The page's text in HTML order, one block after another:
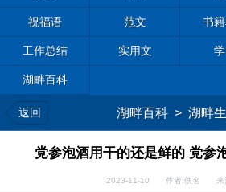
祝福语 范文 书
工作总结 实用文
湖畔百科
返回 湖畔百科 > 湖畔
党参泡酒用干的还是鲜的 党参
2023-11-10 作者:佚名 来